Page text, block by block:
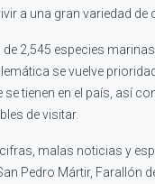
a una gran variedad
2,545 especies
se vuelve
tienen en el país, así
de visitar.
malas noticias y
Pedro Mártir, Farallón